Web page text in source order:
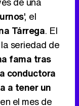
', el
Tárrega. El
seriedad de
fama tras
conductora
a tener un
el mes de